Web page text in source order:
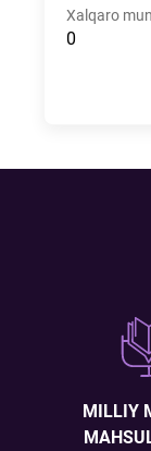
Xalqaro
0
MILLIY